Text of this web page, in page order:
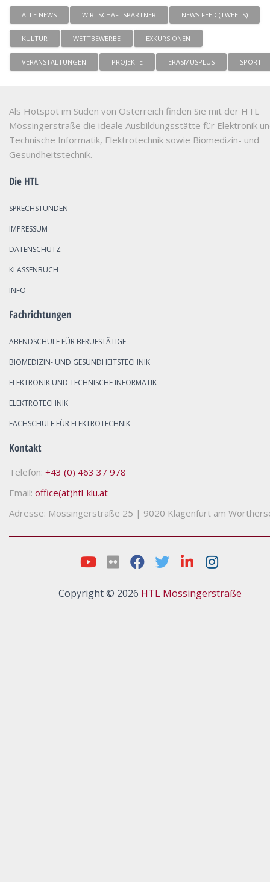
ALLE NEWS WIRTSCHAFTSPARTNER NEWS FEED (TWEETS)
KULTUR WETTBEWERBE EXKURSIONEN
VERANSTALTUNGEN PROJEKTE ERASMUSPLUS SPORT
Als Hotspot im Süden von Österreich finden Sie mit der HTL
Mössingerstraße die ideale Ausbildungsstätte für Elektronik
Technische Informatik, Elektrotechnik sowie Biomedizin- und
Gesundheitstechnik.
Die HTL
SPRECHSTUNDEN
IMPRESSUM
DATENSCHUTZ
KLASSENBUCH
INFO
Fachrichtungen
ABENDSCHULE FÜR BERUFSTÄTIGE
BIOMEDIZIN- UND GESUNDHEITSTECHNIK
ELEKTRONIK UND TECHNISCHE INFORMATIK
ELEKTROTECHNIK
FACHSCHULE FÜR ELEKTROTECHNIK
Kontakt
Telefon: +43 (0) 463 37 978
Email: office(at)htl-klu.at
Adresse: Mössingerstraße 25 | 9020 Klagenfurt am
Copyright © 2026 HTL Mössingerstraße